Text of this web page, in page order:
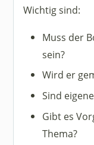
Wichtig sind:
Muss der
sein?
Wird er
Sind
Gibt es
Thema?